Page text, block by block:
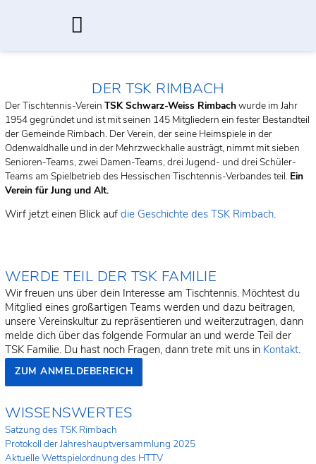
DER TSK RIMBACH
Der Tischtennis-Verein TSK Schwarz-Weiss Rimbach wurde im Jahr
1954 gegründet und ist mit seinen 145 Mitgliedern ein fester Bestandteil
der Gemeinde Rimbach. Der Verein, der seine Heimspiele in der
Odenwaldhalle und in der Mehrzweckhalle austrägt, nimmt mit sieben
Senioren-Teams, zwei Damen-Teams, drei Jugend- und drei Schüler-
Teams am Spielbetrieb des Hessischen Tischtennis-Verbandes teil. Ein
Verein für Jung und Alt.
Wirf jetzt einen Blick aufdie Geschichte des TSK Rimbach.
WERDE TEIL DER TSK FAMILIE
Wir freuen uns über dein Interesse am Tischtennis. Möchtest du
Mitglied eines großartigen Teams werden und dazu beitragen,
unsere Vereinskultur zu repräsentieren und weiterzutragen, dann
melde dich über das folgende Formular an und werde Teil der
TSK Familie. Du hast noch Fragen, dann trete mit uns in Kontakt.
ZUM ANMELDEBEREICH
WISSENSWERTES
Satzung des TSK Rimbach
Protokoll der Jahreshauptversammlung 2025
Aktuelle Wettspielordnung des HTTV